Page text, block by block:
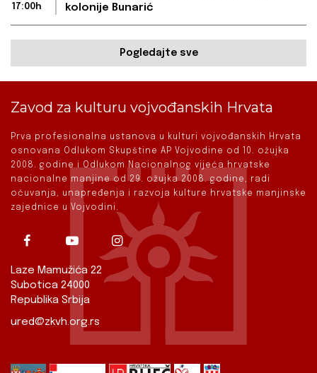
17:00h
kolonije Bunarić
Pogledajte sve
Zavod za kulturu vojvođanskih Hrvata
Prva profesionalna ustanova u kulturi vojvođanskih Hrvata
osnovana Odlukom Skupštine AP Vojvodine od 10. ožujka
2008. godine i Odlukom Nacionalnog vijeća hrvatske
nacionalne manjine od 29. ožujka 2008. godine, radi
očuvanja, unapređenja i razvoja kulture hrvatske manjinske
zajednice u Vojvodini.
Laze Mamužića 22
Subotica 24000
Republika Srbija
ured@zkvh.org.rs